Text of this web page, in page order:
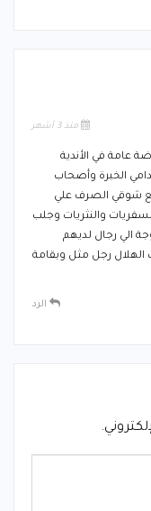
منذ 3 أشهر
عامة في الأندية
الخبرة وأصحاب
شوقي الصرف علي
والنثريات وجلب
الي رجال لديهم
الهلال رجل مثل وبقامة
الرد